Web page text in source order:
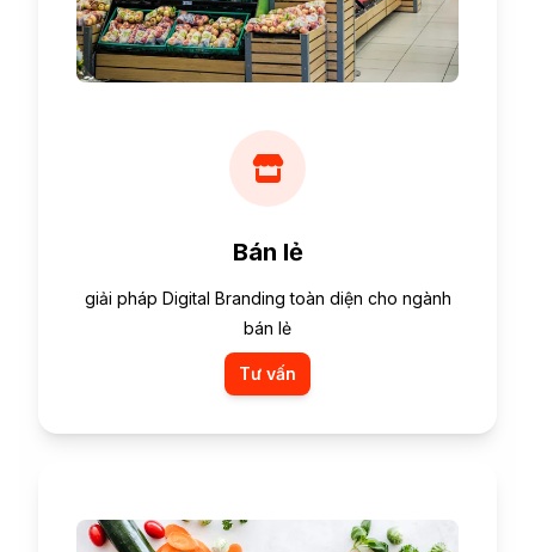
Bán lẻ
giải pháp Digital Branding toàn diện cho ngành
bán lẻ
Tư vấn